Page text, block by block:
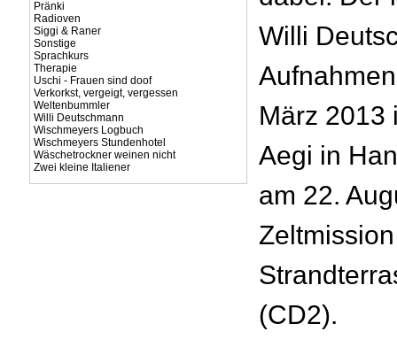
Pränki
Radioven
Siggi & Raner
Sonstige
Sprachkurs
Therapie
Uschi - Frauen sind doof
Verkorkst, vergeigt, vergessen
Weltenbummler
Willi Deutschmann
Wischmeyers Logbuch
Wischmeyers Stundenhotel
Wäschetrockner weinen nicht
Zwei kleine Italiener
Willi
März 2013
Aegi in
am 22.
(CD2).